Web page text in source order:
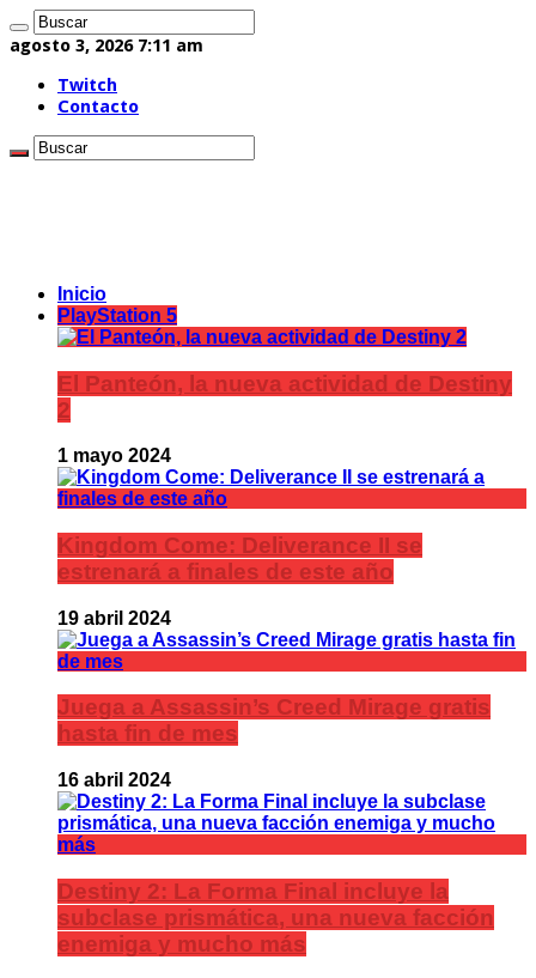
agosto 3, 2026 7:11 am
Twitch
Contacto
Inicio
PlayStation 5
El Panteón, la nueva actividad de Destiny
2
1 mayo 2024
Kingdom Come: Deliverance II se
estrenará a finales de este año
19 abril 2024
Juega a Assassin’s Creed Mirage gratis
hasta fin de mes
16 abril 2024
Destiny 2: La Forma Final incluye la
subclase prismática, una nueva facción
enemiga y mucho más